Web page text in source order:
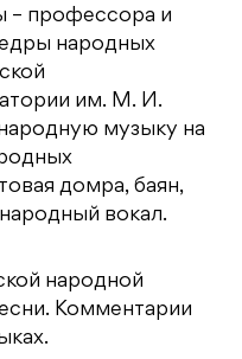
– профессора и
народных
им. М. И.
музыку на
домра, баян,
вокал.
народной
Комментарии